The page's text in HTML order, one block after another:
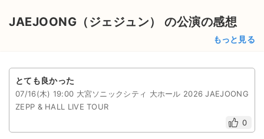
JAEJOONG（ジェジュン） の公演の感想
もっと見る
とても良かった
07/16(木) 19:00 大宮ソニックシティ 大ホール 2026 JAEJOONG
ZEPP & HALL LIVE TOUR
0